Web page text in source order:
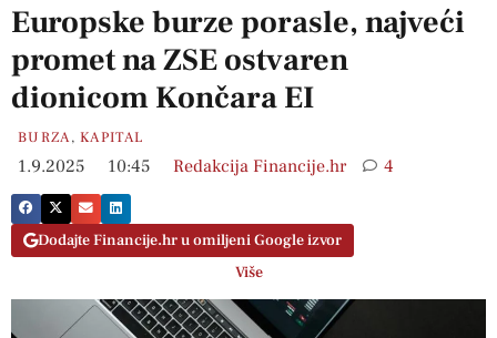
Europske burze porasle, najveći
promet na ZSE ostvaren
dionicom Končara EI
BURZA,KAPITAL
1.9.2025 10:45 Redakcija Financije.hr 4
Dodajte Financije.hr u omiljeni Google izvor
Više